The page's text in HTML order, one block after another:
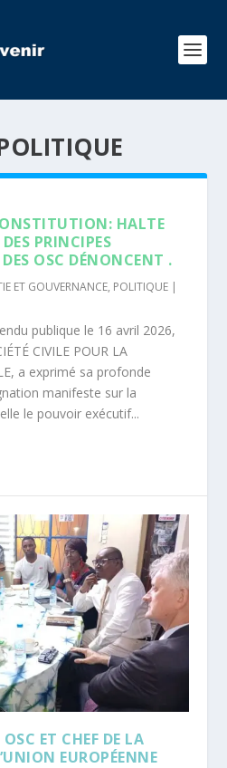
HALTE
PRINCIPES
OSC DÉNONCENT .
ET GOUVERNANCE, POLITIQUE |
publique le 16 avril 2026,
CIVILE POUR LA
a exprimé sa profonde
manifeste sur la
le pouvoir exécutif...
ET CHEF DE LA
EUROPÉENNE